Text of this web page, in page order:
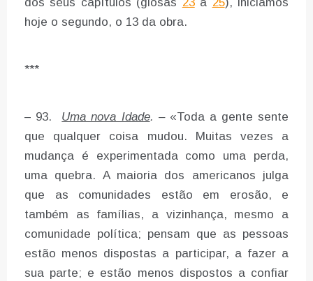
hoje o segundo, o 13 da obra.
***
– 93. Uma nova Idade. – «Toda a gente sente
que qualquer coisa mudou. Muitas vezes a
mudança é experimentada como uma perda,
uma quebra. A maioria dos americanos julga
que as comunidades estão em erosão, e
também as famílias, a vizinhança, mesmo a
comunidade política; pensam que as pessoas
estão menos dispostas a participar, a fazer a
sua parte; e estão menos dispostos a confiar